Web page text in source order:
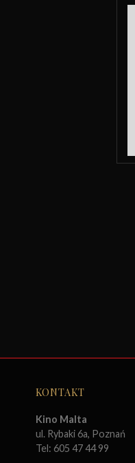
KONTAKT
Kino Malta
ul. Rybaki 6a, Poznań
Tel: 605 47 44 99